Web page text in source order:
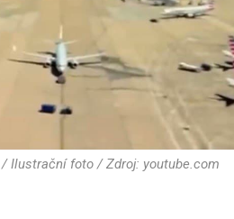
Ilustrační foto / Zdroj: youtube.com